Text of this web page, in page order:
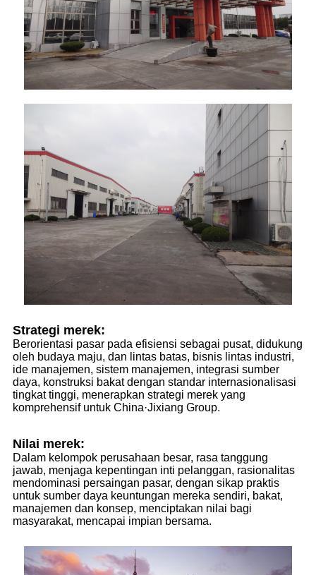
Strategi merek:
Berorientasi pasar pada efisiensi sebagai pusat, didukung
oleh budaya maju, dan lintas batas, bisnis lintas industri,
ide manajemen, sistem manajemen, integrasi sumber
daya, konstruksi bakat dengan standar internasionalisasi
tingkat tinggi, menerapkan strategi merek yang
komprehensif untuk China·Jixiang Group.
Nilai merek:
Dalam kelompok perusahaan besar, rasa tanggung
jawab, menjaga kepentingan inti pelanggan, rasionalitas
mendominasi persaingan pasar, dengan sikap praktis
untuk sumber daya keuntungan mereka sendiri, bakat,
manajemen dan konsep, menciptakan nilai bagi
masyarakat, mencapai impian bersama.